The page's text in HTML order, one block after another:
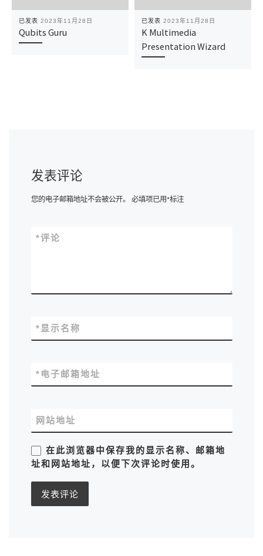
已发表 2023年11月28日
Qubits Guru
已发表 2023年11月28日
K Multimedia
Presentation Wizard
发表评论
您的电子邮箱地址不会被公开。 必填项已用*标注
评论
*
显示名称
*
电子邮箱地址
*
网站地址
在此浏览器中保存我的显示名称、邮箱地
址和网站地址，以便下次评论时使用。